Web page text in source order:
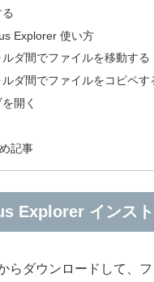
Explorer 使い方
ルダ間でファイルを移動する
ルダ間でファイルをコピペす
開く
記事
Explorer インス
らダウンロードして、